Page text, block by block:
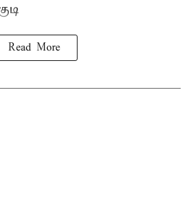
Read More